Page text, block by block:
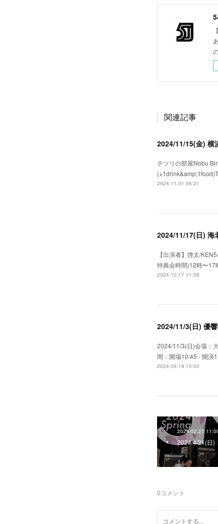
関連記事
2024/11/15(金) 横
テツリの部屋Nobu
2024.11.01 06:21
2024/11/17(日) 海
【出演者】啓太/
特典会時間)12時〜17
2024.10.17 11:56
2024/11/3(日) 優
2024/11/3(日)会場：
間：開場10:45 - 開演
2024.09.19 10:00
2024.02.27
2024/4/21(日)
0コメント